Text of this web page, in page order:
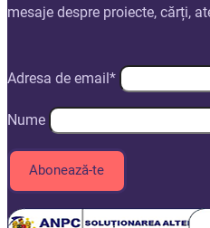
mesaje despre proiecte, cărți,
Adresa de email*
Nume